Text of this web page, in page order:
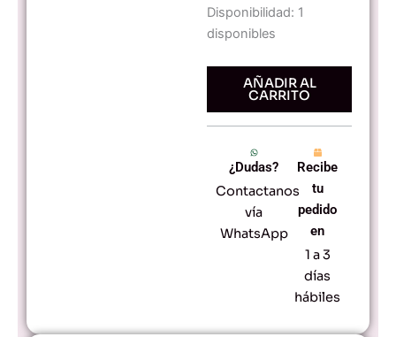
Disponibilidad: 1
disponibles
Cartucho
de
tóner
LaserJet
AÑADIR AL
CARRITO
¿Dudas?
Contactanos
vía
WhatsApp
Recibe
tu
pedido
en
1 a 3
días
hábiles